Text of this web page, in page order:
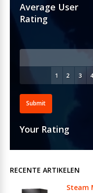
Average User
Rating
Submit
Your Rating
RECENTE ARTIKELEN
Steam